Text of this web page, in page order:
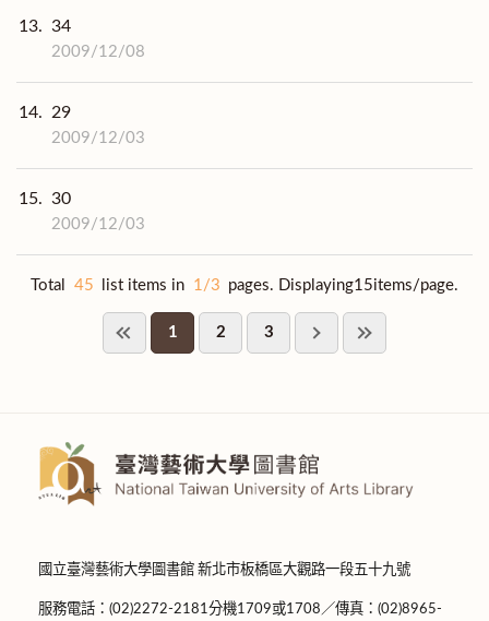
13. 34
2009/12/08
14. 29
2009/12/03
15. 30
2009/12/03
Total 45 list items in 1/3 pages. Displaying15items/page.
1 2 3
國立臺灣藝術大學圖書館 新北市板橋區大觀路一段五十九號
服務電話：(02)2272-2181分機1709或1708／傳真：(02)8965-